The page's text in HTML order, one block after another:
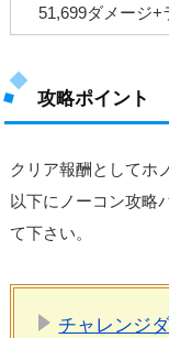
51,699ダメージ
攻略ポイント
クリア報酬としてホ
以下にノーコン攻略
て下さい。
チャレンジ